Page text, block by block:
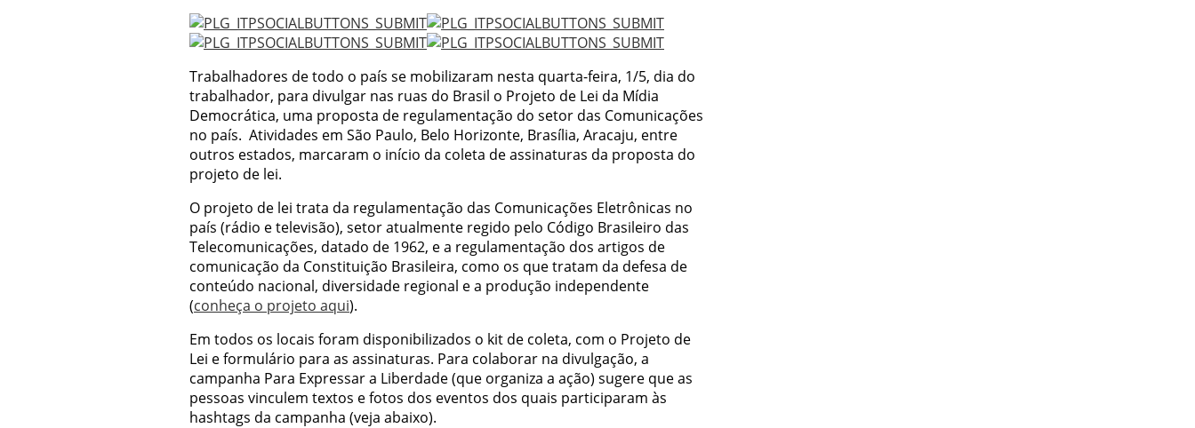
Trabalhadores de todo o país se mobilizaram nesta quarta-feira, 1/5, dia do
trabalhador, para divulgar nas ruas do Brasil o Projeto de Lei da Mídia
Democrática, uma proposta de regulamentação do setor das Comunicações
no país. Atividades em São Paulo, Belo Horizonte, Brasília, Aracaju, entre
outros estados, marcaram o início da coleta de assinaturas da proposta do
projeto de lei.
O projeto de lei trata da regulamentação das Comunicações Eletrônicas no
país (rádio e televisão), setor atualmente regido pelo Código Brasileiro das
Telecomunicações, datado de 1962, e a regulamentação dos artigos de
comunicação da Constituição Brasileira, como os que tratam da defesa de
conteúdo nacional, diversidade regional e a produção independente
(conheça o projeto aqui).
Em todos os locais foram disponibilizados o kit de coleta, com o Projeto de
Lei e formulário para as assinaturas. Para colaborar na divulgação, a
campanha Para Expressar a Liberdade (que organiza a ação) sugere que as
pessoas vinculem textos e fotos dos eventos dos quais participaram às
hashtags da campanha (veja abaixo).